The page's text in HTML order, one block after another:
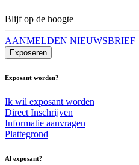
Blijf op de hoogte
AANMELDEN NIEUWSBRIEF
Exposeren
Exposant worden?
Ik wil exposant worden
Direct Inschrijven
Informatie aanvragen
Plattegrond
Al exposant?